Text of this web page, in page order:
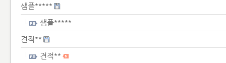
샘플*****
샘플*****
견적**
견적**